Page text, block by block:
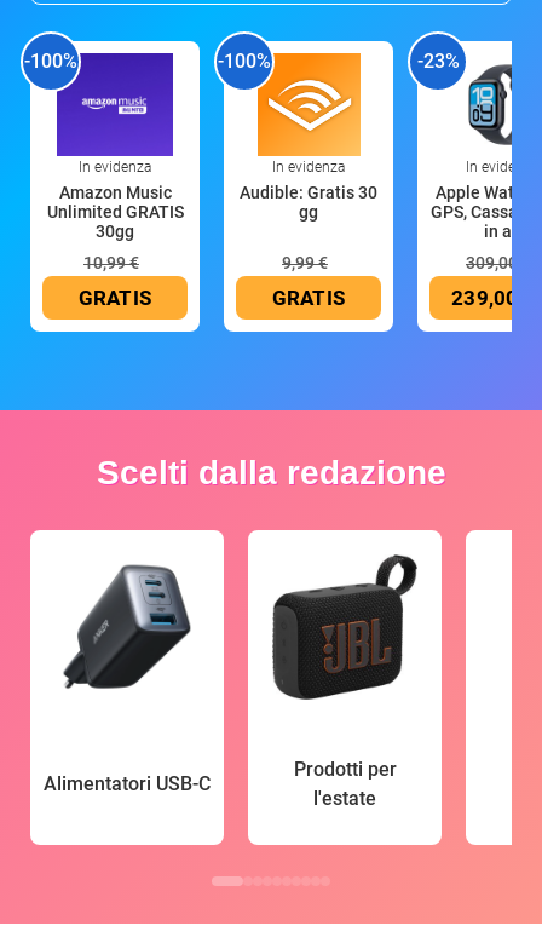
-100%
In evidenza
Amazon Music
Unlimited GRATIS
30gg
10,99 €
GRATIS
-100%
In evidenza
Audible: Gratis 30
gg
9,99 €
GRATIS
-23%
In evidenza
Apple Watch
GPS, Cassa
in all
309,00 €
239,00 €
Scelti dalla redazione
Alimentatori USB-C
Prodotti per
l'estate